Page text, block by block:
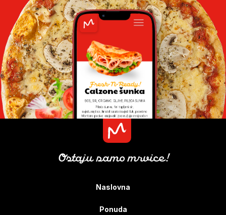
Ostaju samo mrvice!
Naslovna
Ponuda